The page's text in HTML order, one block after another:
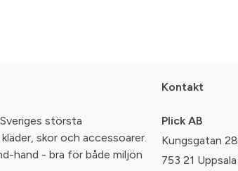
största
skor och accessoarer.
hand - bra för både miljön
Kontakt
Plick AB
Kungsgatan 28
753 21 Uppsala